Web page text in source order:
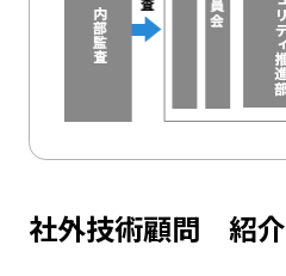
社外技術顧問 紹介